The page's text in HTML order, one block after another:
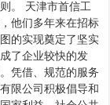
。 天津市首信工
他们多年来在招标
的实现奠定了坚实
了企业较快的发
凭借、规范的服务
限公司积极倡导和